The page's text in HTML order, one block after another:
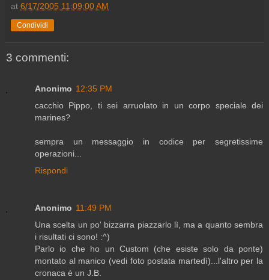
at 6/17/2005 11:09:00 AM
Condividi
3 commenti:
Anonimo 12:35 PM
cacchio Pippo, ti sei arruolato in un corpo speciale dei
marines?
sempra un messaggio in codice per segretissime
operazioni...
Rispondi
Anonimo 11:49 PM
Una scelta un po' bizzarra piazzarlo lì, ma a quanto sembra
i risultati ci sono! :^)
Parlo io che ho un Custom (che esiste solo da ponte)
montato al manico (vedi foto postata martedì)...l'altro per la
cronaca è un J.B.